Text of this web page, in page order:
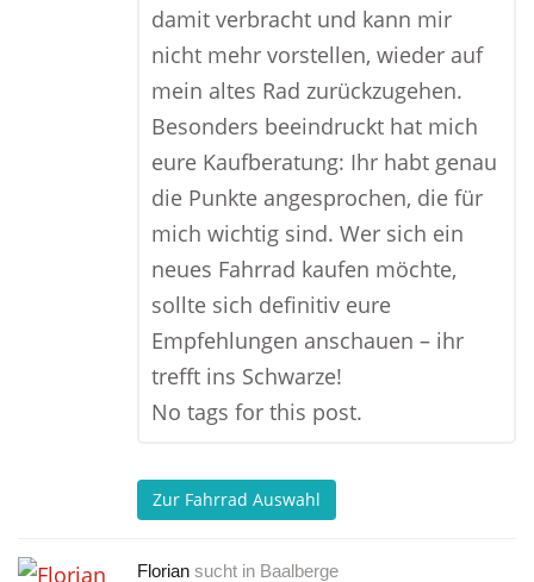
damit verbracht und kann mir
nicht mehr vorstellen, wieder auf
mein altes Rad zurückzugehen.
Besonders beeindruckt hat mich
eure Kaufberatung: Ihr habt genau
die Punkte angesprochen, die für
mich wichtig sind. Wer sich ein
neues Fahrrad kaufen möchte,
sollte sich definitiv eure
Empfehlungen anschauen – ihr
trefft ins Schwarze!
No tags for this post.
Zur Fahrrad Auswahl
Florian sucht in Baalberge